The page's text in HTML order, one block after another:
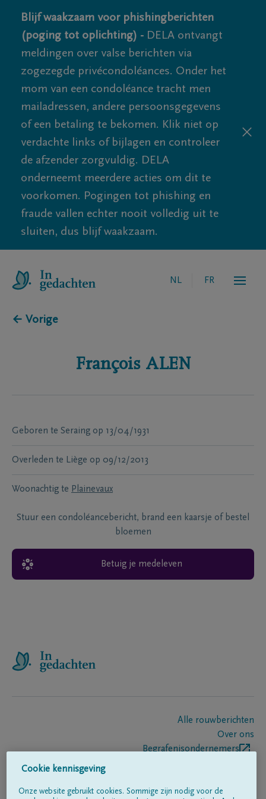
Blijf waakzaam voor phishingberichten
(poging tot oplichting) - DELA ontvangt
meldingen over valse berichten via
zogezegde privécondoléances. Onder het
mom van een condoléance tracht men
mailadressen, andere persoonsgegevens
of een betaling te bekomen. Klik niet op
verdachte links of bijlagen en controleer
de afzender zorgvuldig. DELA
onderneemt meerdere acties om dit te
voorkomen. Pogingen tot phishing en
fraude vallen echter nooit volledig uit te
sluiten, dus blijf waakzaam.
NL FR
← Vorige
François ALEN
Geboren te Seraing op 13/04/1931
Overleden te Liège op 09/12/2013
Woonachtig te Plainevaux
Stuur een condoléancebericht, brand een kaarsje of bestel
bloemen
Betuig je medeleven
Alle rouwberichten
Over ons
Begrafenisondernemers
Cookie kennisgeving
Onze website gebruikt cookies. Sommige zijn nodig voor de